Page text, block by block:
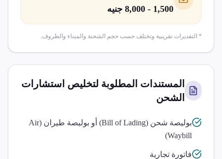
1,500 - 8,000 جنيه
* التقديرات تقريبية وتختلف حسب حجم الشحنة والميناء والظروف.
المستندات المطلوبة لتخليص استشارات
الشحن
بوليصة شحن (Bill of Lading) أو بوليصة طيران (Air
Waybill)
فاتورة تجارية